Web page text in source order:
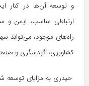
و توسعه آن‌ها در کنار
ارتباطی مناسب، ایمن و
راه‌های موجود، می‌تواند
کشاورزی، گردشگری و
حیدری به مزایای توسعه